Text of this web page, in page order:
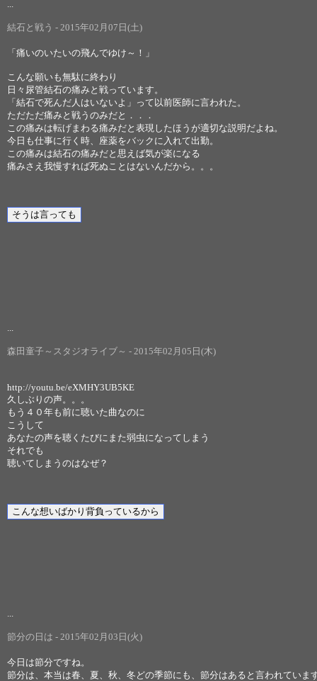
...
結石と戦う - 2015年02月07日(土)
「痛いのいたいの飛んでゆけ～！」
こんな願いも無駄に終わり
日々尿管結石の痛みと戦っています。
「結石で死んだ人はいないよ」って以前医師に言われた。
ただただ痛みと戦うのみだと．．．
この痛みは転げまわる痛みだと表現したほうが適切な説明だよね。
今日も仕事に行く時、座薬をバックに入れて出勤。
この痛みは結石の痛みだと思えば気が楽になる
痛みさえ我慢すれば死ぬことはないんだから。。。
...
森田童子～スタジオライブ～ - 2015年02月05日(木)
http://youtu.be/eXMHY3UB5KE
久しぶりの声。。。
もう４０年も前に聴いた曲なのに
こうして
あなたの声を聴くたびにまた弱虫になってしまう
それでも
聴いてしまうのはなぜ？
...
節分の日は - 2015年02月03日(火)
今日は節分ですね。
節分は、本当は春、夏、秋、冬どの季節にも、節分はあると言われていま